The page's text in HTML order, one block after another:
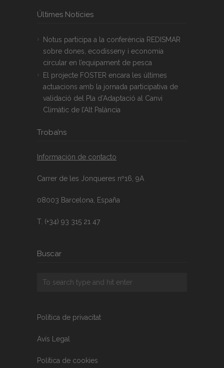
Últimes Notícies
Notus participa a la conferència REDISMAR
sobre dones, ecodisseny i economia
circular en l’equipament de pesca
El projecte FOSTER encara les últimes
actuacions amb la jornada participativa de
validació del Pla d’Adaptació al Canvi
Climàtic de l’Alt Palància
Troba’ns
Información de contacto
Carrer de les Jonqueres nº16, 9A
08003 Barcelona, España
T. (+34) 93 315 21 47
Buscar
Política de privacitat
Avís Legal
Política de cookies